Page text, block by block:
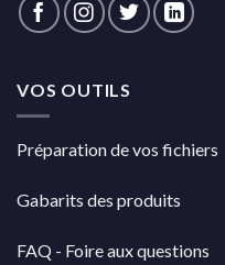
VOS OUTILS
Préparation de vos fichiers
Gabarits des produits
FAQ - Foire aux questions